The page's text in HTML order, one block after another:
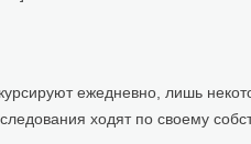
ежедневно, лишь
ходят по своему